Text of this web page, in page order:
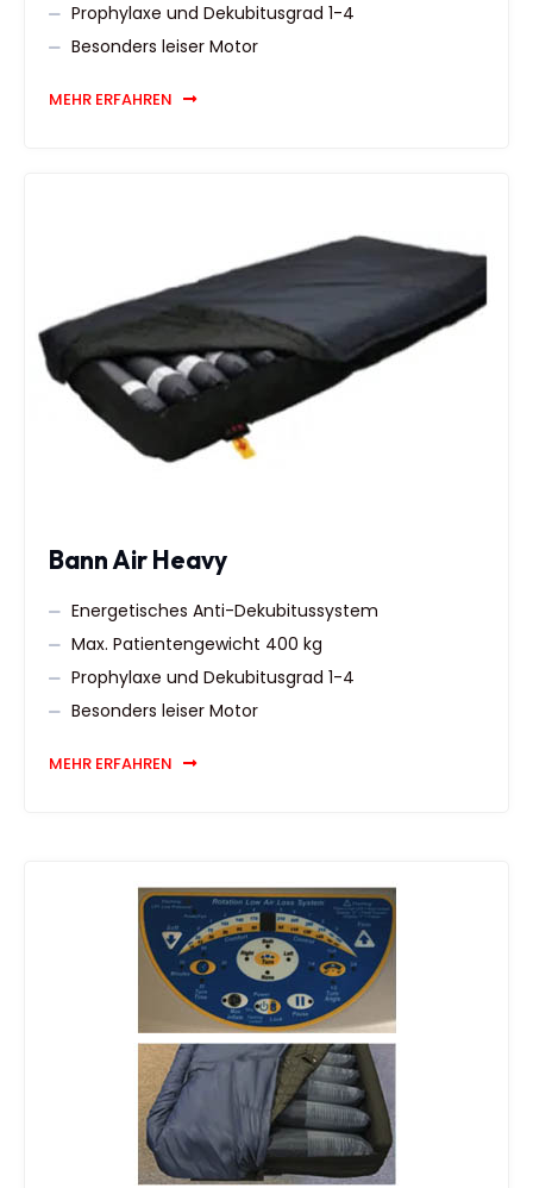
Prophylaxe und Dekubitusgrad 1-4
Besonders leiser Motor
MEHR ERFAHREN
Bann Air Heavy
Energetisches Anti-Dekubitussystem
Max. Patientengewicht 400 kg
Prophylaxe und Dekubitusgrad 1-4
Besonders leiser Motor
MEHR ERFAHREN